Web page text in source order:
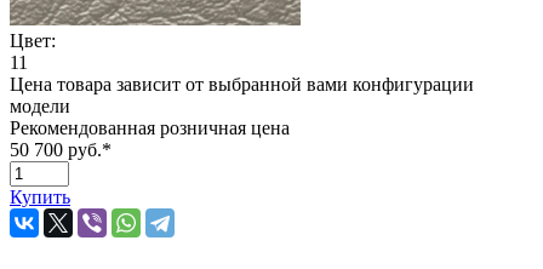
Цвет:
11
Цена товара зависит от выбранной вами конфигурации
модели
Рекомендованная розничная цена
50 700 руб.*
Купить